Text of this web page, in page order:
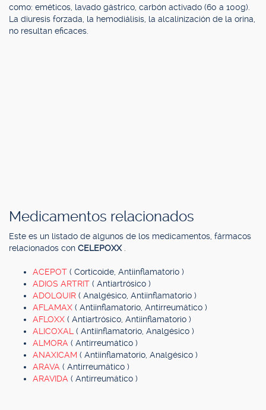
como: eméticos, lavado gástrico, carbón activado (60 a 100g).
La diuresis forzada, la hemodiálisis, la alcalinización de la orina,
no resultan eficaces.
Medicamentos relacionados
Este es un listado de algunos de los medicamentos, fármacos
relacionados con CELEPOXX
ACEPOT ( Corticoide, Antiinflamatorio )
ADIOS ARTRIT ( Antiartrósico )
ADOLQUIR ( Analgésico, Antiinflamatorio )
AFLAMAX ( Antiinflamatorio, Antirreumático )
AFLOXX ( Antiartrósico, Antiinflamatorio )
ALICOXAL ( Antiinflamatorio, Analgésico )
ALMORA ( Antirreumático )
ANAXICAM ( Antiinflamatorio, Analgésico )
ARAVA ( Antirreumático )
ARAVIDA ( Antirreumático )